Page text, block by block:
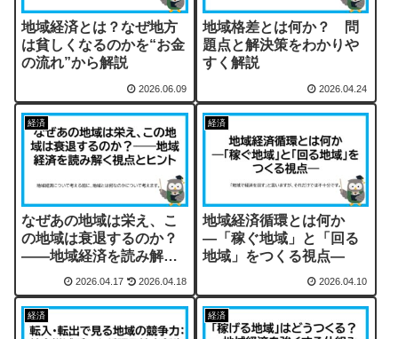
地域経済とは？なぜ地方
は貧しくなるのかを“お金
の流れ”から解説
2026.06.09
地域格差とは何か？ 問
題点と解決策をわかりや
すく解説
2026.04.24
経済
なぜあの地域は栄え、こ
の地域は衰退するのか？
――地域経済を読み解く
視点とヒント
2026.04.17 2026.04.18
経済
地域経済循環とは何か
―「稼ぐ地域」と「回る
地域」をつくる視点―
2026.04.10
経済 経済